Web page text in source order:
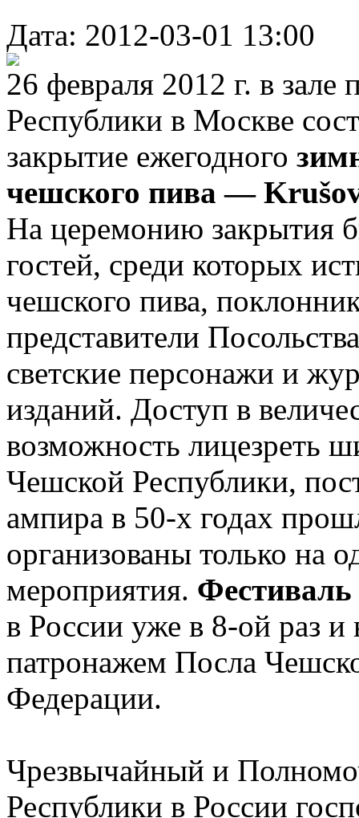
Дата: 2012-03-01 13:00
26 февраля 2012 г. в
Республики в Москве
закрытие ежегодного
чешского пива —
На церемонию закрытия
гостей, среди которых
чешского пива,
представители
светские персонажи и
изданий. Доступ в
возможность лицезреть
Чешской Республики,
ампира в 50-х годах
организованы только на
мероприятия.
в России уже в 8-ой раз и
патронажем Посла
Федерации.
Чрезвычайный и
Республики в России